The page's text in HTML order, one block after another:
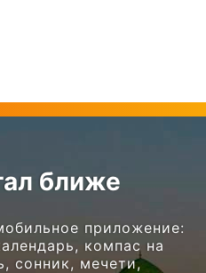
ближе
приложение:
компас на
сонник, мечети,